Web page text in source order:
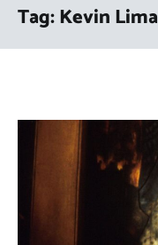
Tag:Kevin Lima